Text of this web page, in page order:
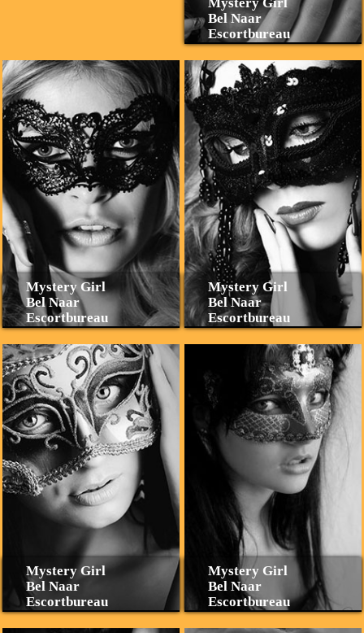
Bel Naar
Escortbureau
Mystery Girl
Bel Naar
Escortbureau
Mystery Girl
Bel Naar
Escortbureau
Mystery Girl
Bel Naar
Escortbureau
Mystery Girl
Bel Naar
Escortbureau